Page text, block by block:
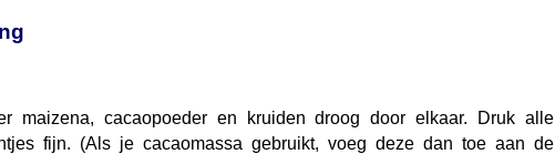
maizena, cacaopoeder en kruiden droog door elkaar. Druk alle
fijn. (Als je cacaomassa gebruikt, voeg deze dan toe aan de